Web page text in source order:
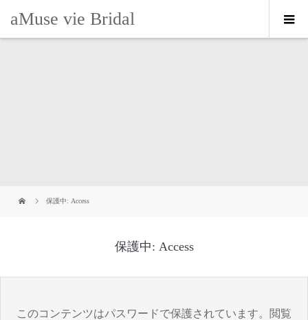
aMuse vie Bridal
保護中: Access
保護中: Access
このコンテンツはパスワードで保護されています。閲覧